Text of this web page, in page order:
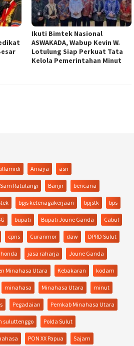
Ikuti Bimtek Nasional
ASWAKADA, Wabup Kevin W.
Lotulung Siap Perkuat Tata
Kelola Pemerintahan Minut
Aniaya asn
Ratulangi Banjir bencana
bpjs ketenagakerjaan bpjstk bps
bupati Bupati Joune Ganda Cabul
cpns Curanmor daw DPRD Sulut
honda jasa raharja Joune Ganda
Minahasa Utara Kebakaran kodam
minahasa Minahasa Utara minut
Pegadaian Pemkab Minahasa Utara
suluttenggo Polda Sulut
PON XX Papua Sajam